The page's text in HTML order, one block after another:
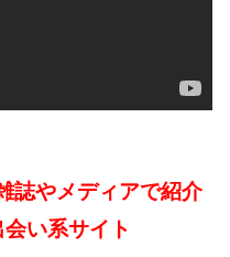
誌やメディアで紹介
い系サイト